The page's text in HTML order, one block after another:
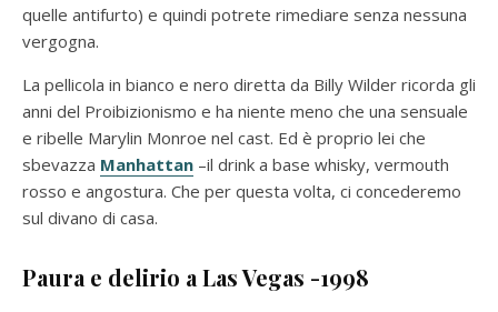
quelle antifurto) e quindi potrete rimediare senza nessuna
vergogna.
La pellicola in bianco e nero diretta da Billy Wilder ricorda gli
anni del Proibizionismo e ha niente meno che una sensuale
e ribelle Marylin Monroe nel cast. Ed è proprio lei che
sbevazza Manhattan –il drink a base whisky, vermouth
rosso e angostura. Che per questa volta, ci concederemo
sul divano di casa.
Paura e delirio a Las Vegas -1998